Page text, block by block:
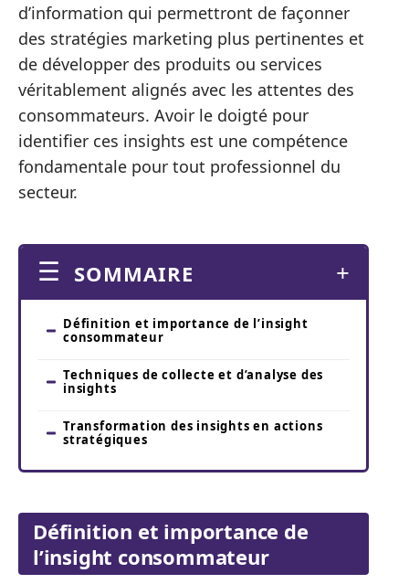
d’information qui permettront de façonner
des stratégies marketing plus pertinentes et
de développer des produits ou services
véritablement alignés avec les attentes des
consommateurs. Avoir le doigté pour
identifier ces insights est une compétence
fondamentale pour tout professionnel du
secteur.
SOMMAIRE
Définition et importance de l’insight
consommateur
Techniques de collecte et d’analyse des
insights
Transformation des insights en actions
stratégiques
Définition et importance de
l’insight consommateur